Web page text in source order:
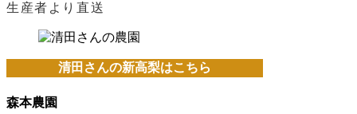
生産者より直送
清田さんの新高梨はこちら
森本農園